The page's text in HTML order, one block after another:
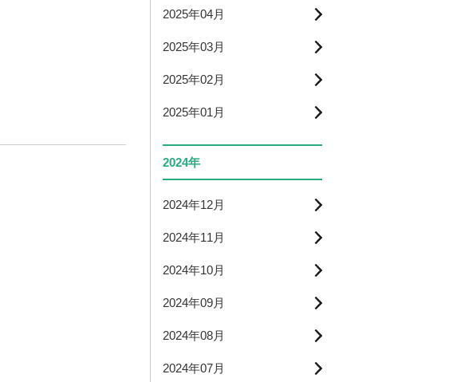
2025年04月
2025年03月
2025年02月
2025年01月
2024年
2024年12月
2024年11月
2024年10月
2024年09月
2024年08月
2024年07月